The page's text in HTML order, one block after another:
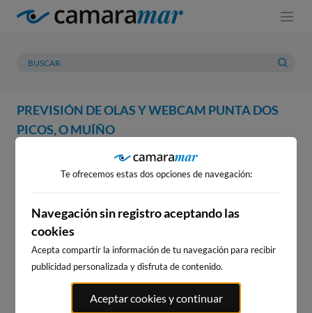
PREVISIÓN DE OLAS Y WEBCAM PUNTA DOS
PICOS, O MUÍÑO
PREVISIÓN METEOROLOGÍA
WEBCAM PUNTA DOS PICOS, O
MUÍÑO
WEBCAMS CERCANAS
Te ofrecemos estas dos opciones de navegación:
Navegación sin registro aceptando las
cookies
Acepta compartir la información de tu navegación para recibir
publicidad personalizada y disfruta de contenido.
Aceptar cookies y continuar